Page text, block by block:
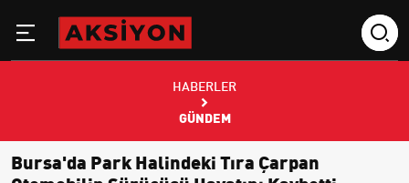
HABERLER
GÜNDEM
Bursa'da Park Halindeki Tıra Çarpan